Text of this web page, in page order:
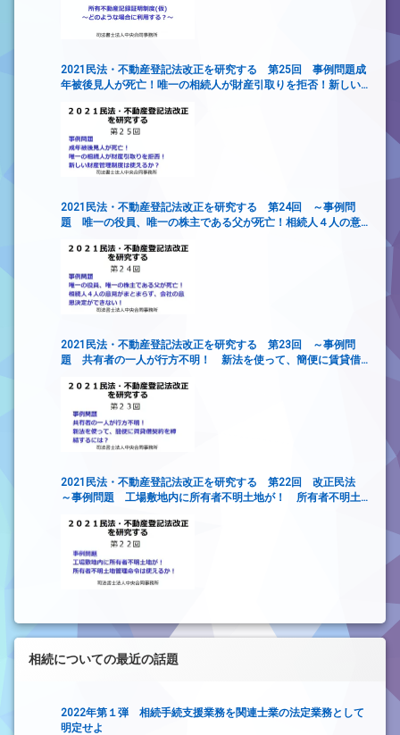
2021民法・不動産登記法改正を研究する 第25回 事例問題成
年被後見人が死亡！唯一の相続人が財産引取りを拒否！新しい
2021民法・不動産登記法改正を研究する 第24回 ～事例問
題 唯一の役員、唯一の株主である父が死亡！相続人４人の意
2021民法・不動産登記法改正を研究する 第23回 ～事例問
題 共有者の一人が行方不明！ 新法を使って、簡便に賃貸借
2021民法・不動産登記法改正を研究する 第22回 改正民法
～事例問題 工場敷地内に所有者不明土地が！ 所有者不明土
相続についての最近の話題
2022年第１弾 相続手続支援業務を関連士業の法定業務として
明定せよ